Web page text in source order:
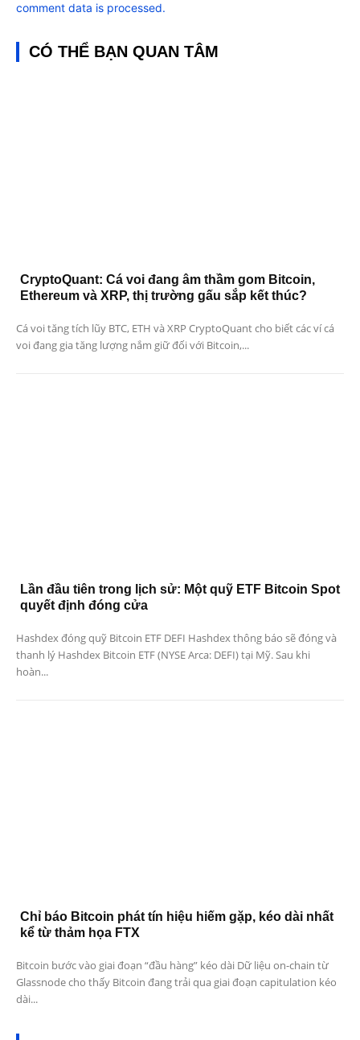
comment data is processed.
CÓ THỂ BẠN QUAN TÂM
CryptoQuant: Cá voi đang âm thầm gom Bitcoin,
Ethereum và XRP, thị trường gấu sắp kết thúc?
Cá voi tăng tích lũy BTC, ETH và XRP CryptoQuant cho biết các ví cá
voi đang gia tăng lượng nắm giữ đối với Bitcoin,...
Lần đầu tiên trong lịch sử: Một quỹ ETF Bitcoin Spot
quyết định đóng cửa
Hashdex đóng quỹ Bitcoin ETF DEFI Hashdex thông báo sẽ đóng và
thanh lý Hashdex Bitcoin ETF (NYSE Arca: DEFI) tại Mỹ. Sau khi
hoàn...
Chỉ báo Bitcoin phát tín hiệu hiếm gặp, kéo dài nhất
kể từ thảm họa FTX
Bitcoin bước vào giai đoạn “đầu hàng” kéo dài Dữ liệu on-chain từ
Glassnode cho thấy Bitcoin đang trải qua giai đoạn capitulation kéo
dài...